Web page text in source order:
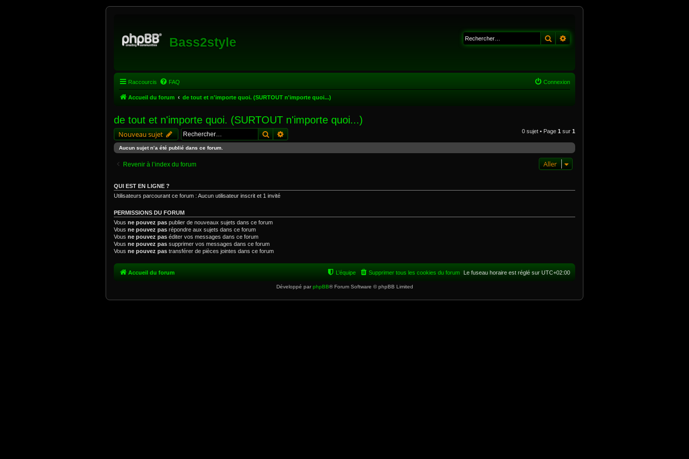
Bass2style Rechercher
Raccourcis FAQ Connexion
Accueil du forum de tout et n'importe quoi. (SURTOUT n'importe quoi...)
de tout et n'importe quoi. (SURTOUT n'importe quoi...)
Nouveau sujet RechercherRecherche avancée 0 sujet • Page 1 sur 1
Aucun sujet n’a été publié dans ce forum.
Revenir à l’index du forum Aller
QUI EST EN LIGNE ?
Utilisateurs parcourant ce forum : Aucun utilisateur inscrit et 1 invité
PERMISSIONS DU FORUM
Vous ne pouvez pas publier de nouveaux sujets dans ce forum
Vous ne pouvez pas répondre aux sujets dans ce forum
Vous ne pouvez pas éditer vos messages dans ce forum
Vous ne pouvez pas supprimer vos messages dans ce forum
Vous ne pouvez pas transférer de pièces jointes dans ce forum
Accueil du forum Le fuseau horaire est réglé sur UTC+02:00
Supprimer tous les cookies du forum
L’équipe
Développé parphpBB® Forum Software © phpBB Limited